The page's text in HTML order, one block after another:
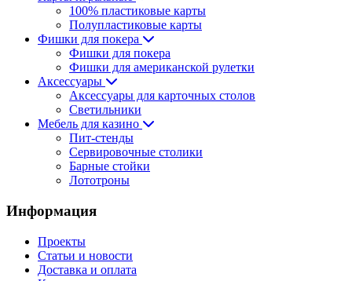
100% пластиковые карты
Полупластиковые карты
Фишки для покера
Фишки для покера
Фишки для американской рулетки
Аксессуары
Аксессуары для карточных столов
Светильники
Мебель для казино
Пит-стенды
Сервировочные столики
Барные стойки
Лототроны
Информация
Проекты
Статьи и новости
Доставка и оплата